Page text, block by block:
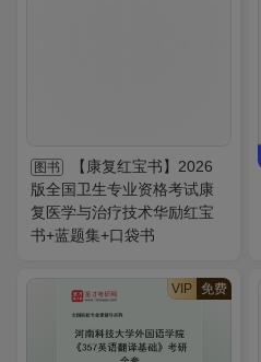
图书
【康复红宝书】2026
版全国卫生专业资格考试康
复医学与治疗技术华励红宝
书+蓝题集+口袋书
VIP 免费